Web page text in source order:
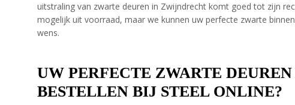
uitstraling van zwarte deuren in Zwijndrecht komt goed tot zijn
mogelijk uit voorraad, maar we kunnen uw perfecte zwarte
wens.
UW PERFECTE ZWARTE
BESTELLEN BIJ STEEL ONLINE?